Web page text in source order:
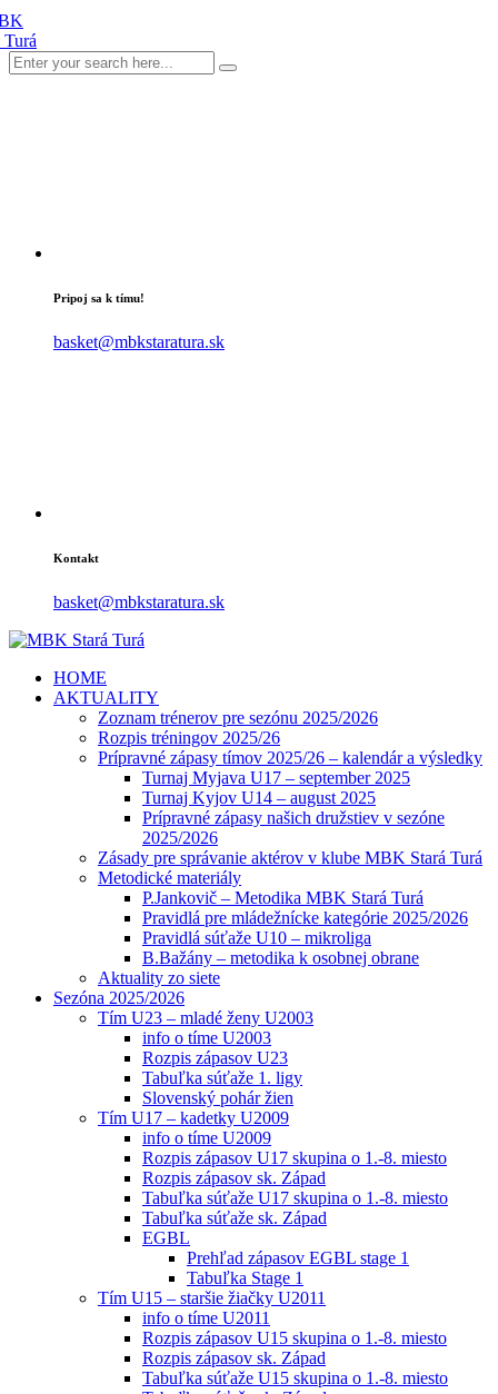
Pripoj sa k tímu!
basket@mbkstaratura.sk
Kontakt
basket@mbkstaratura.sk
HOME
AKTUALITY
Zoznam trénerov pre sezónu 2025/2026
Rozpis tréningov 2025/26
Prípravné zápasy tímov 2025/26 – kalendár a výsledky
Turnaj Myjava U17 – september 2025
Turnaj Kyjov U14 – august 2025
Prípravné zápasy našich družstiev v sezóne
2025/2026
Zásady pre správanie aktérov v klube MBK Stará Turá
Metodické materiály
P.Jankovič – Metodika MBK Stará Turá
Pravidlá pre mládežnícke kategórie 2025/2026
Pravidlá súťaže U10 – mikroliga
B.Bažány – metodika k osobnej obrane
Aktuality zo siete
Sezóna 2025/2026
Tím U23 – mladé ženy U2003
info o tíme U2003
Rozpis zápasov U23
Tabuľka súťaže 1. ligy
Slovenský pohár žien
Tím U17 – kadetky U2009
info o tíme U2009
Rozpis zápasov U17 skupina o 1.-8. miesto
Rozpis zápasov sk. Západ
Tabuľka súťaže U17 skupina o 1.-8. miesto
Tabuľka súťaže sk. Západ
EGBL
Prehľad zápasov EGBL stage 1
Tabuľka Stage 1
Tím U15 – staršie žiačky U2011
info o tíme U2011
Rozpis zápasov U15 skupina o 1.-8. miesto
Rozpis zápasov sk. Západ
Tabuľka súťaže U15 skupina o 1.-8. miesto